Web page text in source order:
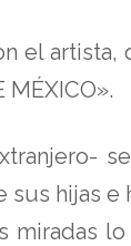
el
MÉXICO».
hijas e
lo